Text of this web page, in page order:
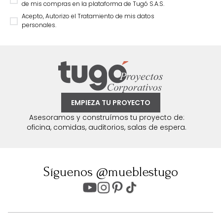
de mis compras en la plataforma de Tugó S.A.S.
Acepto, Autorizo el Tratamiento de mis datos
personales.
EMPIEZA TU PROYECTO
Asesoramos y construímos tu proyecto de:
oficina, comidas, auditorios, salas de espera.
Síguenos @mueblestugo